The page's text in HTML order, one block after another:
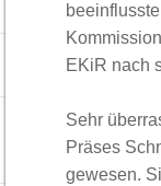
EKiR nach
Sehr
Präses
gewesen.